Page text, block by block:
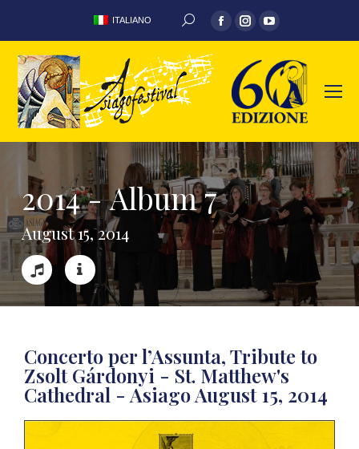
ITALIANO
2014-Album7
August15,2014
Concerto per l’Assunta, Tribute to
Zsolt Gárdonyi - St. Matthew's
Cathedral - Asiago August 15, 2014